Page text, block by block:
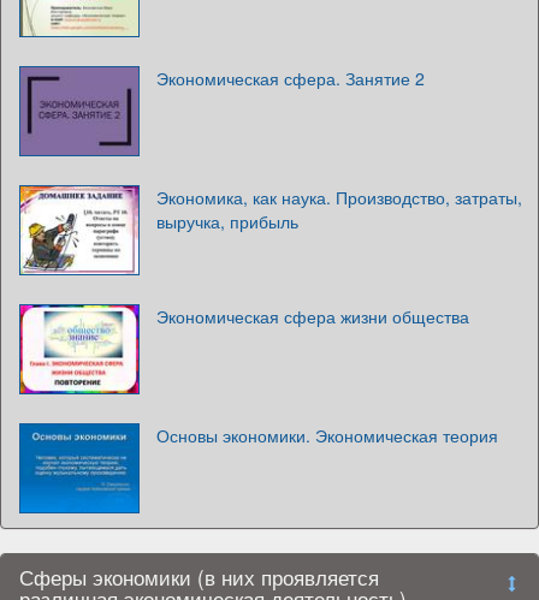
Экономическая сфера. Занятие 2
Экономика, как наука. Производство, затраты,
выручка, прибыль
Экономическая сфера жизни общества
Основы экономики. Экономическая теория
Сферы экономики (в них проявляется